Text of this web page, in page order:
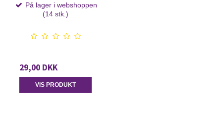
På lager i webshoppen
(14 stk.)
29,00 DKK
VIS PRODUKT